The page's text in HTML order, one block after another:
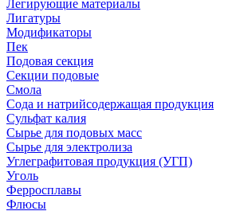
Легирующие материалы
Лигатуры
Модификаторы
Пек
Подовая секция
Секции подовые
Смола
Сода и натрийсодержащая продукция
Сульфат калия
Сырье для подовых масс
Сырье для электролиза
Углеграфитовая продукция (УГП)
Уголь
Ферросплавы
Флюсы